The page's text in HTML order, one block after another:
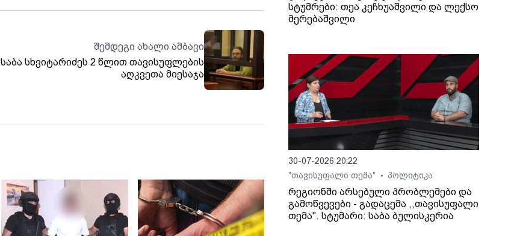
შემდეგი ახალი ამბავი
საბა სხვიტარიძეს 2 წლით თავისუფლების
აღკვეთა მიესაჯა
სტუმრები: თეა კეჩხუაშვილი და ლექსო
მერებაშვილი
30-07-2026 20:22
"თავისუფალი თემა"
• პოლიტიკა
რეგიონში არსებული პრობლემები და
გამოწვევები - გადაცემა ,,თავისუფალი
თემა". სტუმარი: საბა ბულისკერია